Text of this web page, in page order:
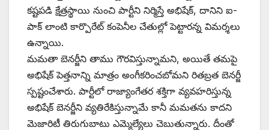
కష్టపడి క్షేత్రస్థాయి నుంచి పార్టీని నిర్మిస్తే అభిషేక్‌, ‌దానిని ఐ-
పాక్‌ ‌లాంటి కార్పొరేట్‌ ‌కంపెనీల చేతుల్లో పెట్టారన్న విమర్శలు
ఉన్నాయి.
మమతా బెనర్జీని తాము గౌరవిస్తున్నామని, అయితే తమపై
అభిషేక్‌ ‌పెత్తనాన్ని మాత్రం అంగీకరించబోమని రితబ్రత బెనర్జీ
స్పష్టంచేశారు. పార్టీలో రాజ్యాంగేతర శక్తిగా వ్యవహరిస్తున్న
అభిషేక్‌ ‌బెనర్జీని వ్యతిరేకిస్తున్నామే కానీ మమతను కాదని
మెజారిటీ తిరుగుబాటు ఎమ్మెల్యేలు చెబుతున్నారు. దీంతో